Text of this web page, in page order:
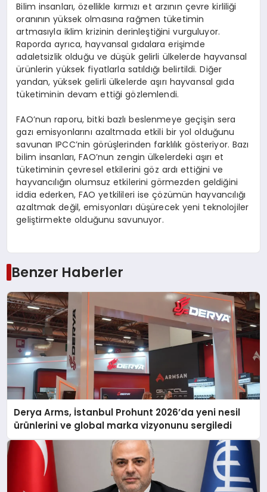
Bilim insanları, özellikle kırmızı et arzının çevre kirliliği
oranının yüksek olmasına rağmen tüketimin
artmasıyla iklim krizinin derinleştiğini vurguluyor.
Raporda ayrıca, hayvansal gıdalara erişimde
adaletsizlik olduğu ve düşük gelirli ülkelerde hayvansal
ürünlerin yüksek fiyatlarla satıldığı belirtildi. Diğer
yandan, yüksek gelirli ülkelerde aşırı hayvansal gıda
tüketiminin devam ettiği gözlemlendi.
FAO’nun raporu, bitki bazlı beslenmeye geçişin sera
gazı emisyonlarını azaltmada etkili bir yol olduğunu
savunan IPCC’nin görüşlerinden farklılık gösteriyor. Bazı
bilim insanları, FAO’nun zengin ülkelerdeki aşırı et
tüketiminin çevresel etkilerini göz ardı ettiğini ve
hayvancılığın olumsuz etkilerini görmezden geldiğini
iddia ederken, FAO yetkilileri ise çözümün hayvancılığı
azaltmak değil, emisyonları düşürecek yeni teknolojiler
geliştirmekte olduğunu savunuyor.
Benzer Haberler
Derya Arms, İstanbul Prohunt 2026’da yeni nesil
ürünlerini ve global marka vizyonunu sergiledi